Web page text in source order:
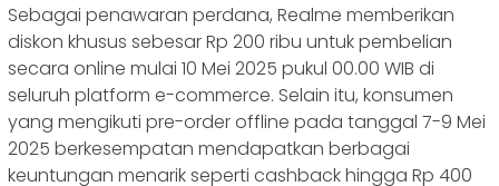
Sebagai penawaran perdana, Realme memberikan
diskon khusus sebesar Rp 200 ribu untuk pembelian
secara online mulai 10 Mei 2025 pukul 00.00 WIB di
seluruh platform e-commerce. Selain itu, konsumen
yang mengikuti pre-order offline pada tanggal 7-9 Mei
2025 berkesempatan mendapatkan berbagai
keuntungan menarik seperti cashback hingga Rp 400